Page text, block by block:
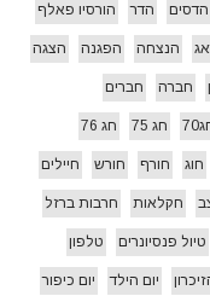
הדסים הדר הורסיו פאלף
הנצחה הפגנה הצגה
חברה חברים
חג 75 חג 76
חוג חורף חורש חיילים
חקלאות חרבות ברזל
טיול פנסיונרים טלפון
יום הילד יום כיפור